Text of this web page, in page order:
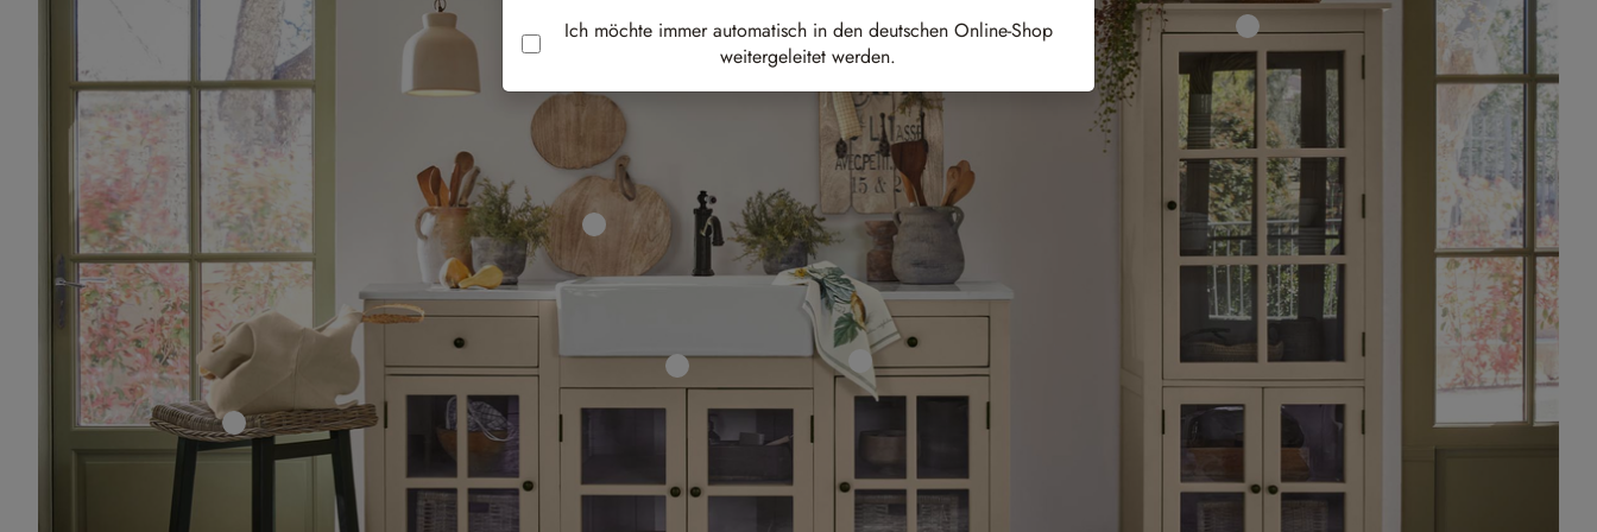
Ich möchte immer automatisch in den deutschen Online-Shop
weitergeleitet werden.